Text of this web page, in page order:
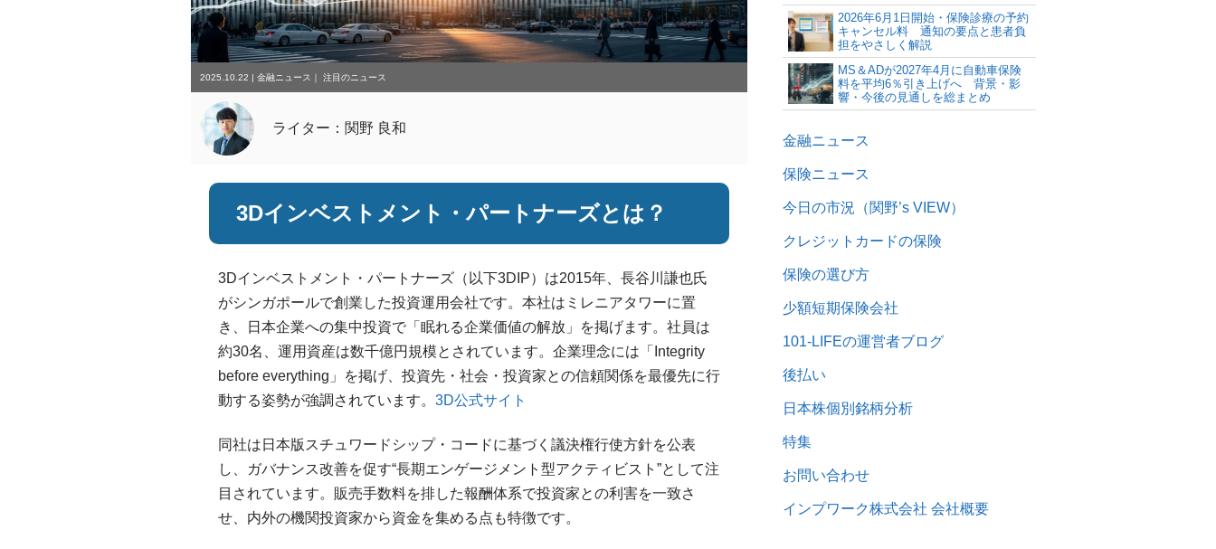
2025.10.22 |金融ニュース ｜注目のニュース
ライター：関野 良和
3Dインベストメント・パートナーズとは？
3Dインベストメント・パートナーズ（以下3DIP）は2015年、長谷川謙也氏
がシンガポールで創業した投資運用会社です。本社はミレニアタワーに置
き、日本企業への集中投資で「眠れる企業価値の解放」を掲げます。社員は
約30名、運用資産は数千億円規模とされています。企業理念には「Integrity
before everything」を掲げ、投資先・社会・投資家との信頼関係を最優先に行
動する姿勢が強調されています。3D公式サイト
同社は日本版スチュワードシップ・コードに基づく議決権行使方針を公表
し、ガバナンス改善を促す“長期エンゲージメント型アクティビスト”として注
目されています。販売手数料を排した報酬体系で投資家との利害を一致さ
せ、内外の機関投資家から資金を集める点も特徴です。
2026年6月1日開始・保険診療の予約
キャンセル料 通知の要点と患者負
担をやさしく解説
MS＆ADが2027年4月に自動車保険
料を平均6％引き上げへ 背景・影
響・今後の見通しを総まとめ
金融ニュース
保険ニュース
今日の市況（関野’s VIEW）
クレジットカードの保険
保険の選び方
少額短期保険会社
101-LIFEの運営者ブログ
後払い
日本株個別銘柄分析
特集
お問い合わせ
インプワーク株式会社 会社概要